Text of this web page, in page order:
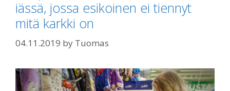
iässä, jossa esikoinen ei tiennyt
mitä karkki on
04.11.2019 by Tuomas